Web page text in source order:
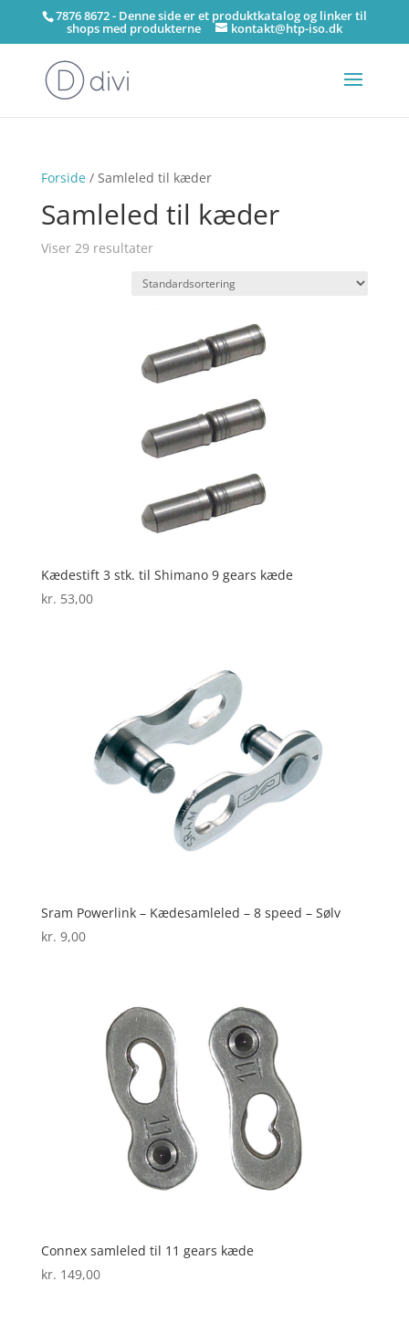
7876 8672 - Denne side er et produktkatalog og linker til
shops med produkterne kontakt@htp-iso.dk
Forside/ Samleled til kæder
Samleled til kæder
Viser 29 resultater
Kædestift 3 stk. til Shimano 9 gears kæde
kr. 53,00
Sram Powerlink – Kædesamleled – 8 speed – Sølv
kr. 9,00
Connex samleled til 11 gears kæde
kr. 149,00